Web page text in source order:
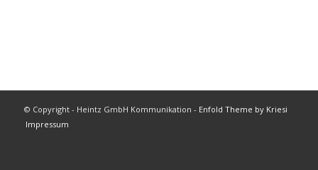
© Copyright - Heintz GmbH Kommunikation - Enfold Theme by Kriesi
Impressum